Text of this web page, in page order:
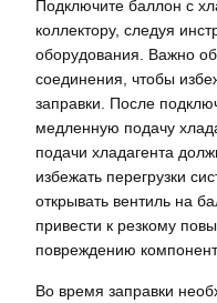
Подключите баллон с
коллектору, следуя
оборудования. Важно
соединения, чтобы
заправки. После
медленную подачу
подачи хладагента
избежать перегрузки
открывать вентиль на
привести к резкому
повреждению
Во время заправки